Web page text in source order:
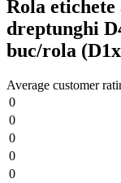
Rola etichete
dreptunghi
buc/rola
Average customer
0
0
0
0
0